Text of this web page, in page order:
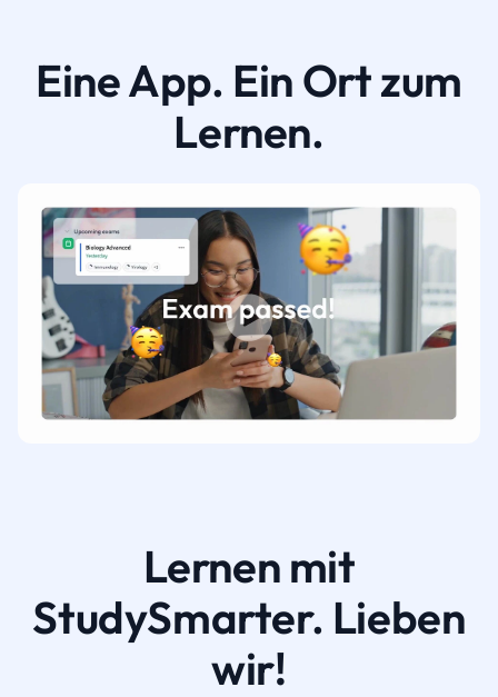
Eine App. Ein Ort zum
Lernen.
Lernen mit
StudySmarter. Lieben
wir!